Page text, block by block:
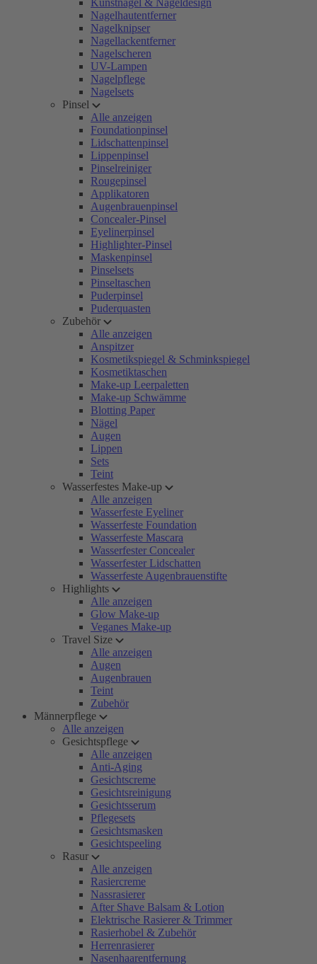
Kunstnägel & Nageldesign
Nagelhautentferner
Nagelknipser
Nagellackentferner
Nagelscheren
UV-Lampen
Nagelpflege
Nagelsets
Pinsel
Alle anzeigen
Foundationpinsel
Lidschattenpinsel
Lippenpinsel
Pinselreiniger
Rougepinsel
Applikatoren
Augenbrauenpinsel
Concealer-Pinsel
Eyelinerpinsel
Highlighter-Pinsel
Maskenpinsel
Pinselsets
Pinseltaschen
Puderpinsel
Puderquasten
Zubehör
Alle anzeigen
Anspitzer
Kosmetikspiegel & Schminkspiegel
Kosmetiktaschen
Make-up Leerpaletten
Make-up Schwämme
Blotting Paper
Nägel
Augen
Lippen
Sets
Teint
Wasserfestes Make-up
Alle anzeigen
Wasserfeste Eyeliner
Wasserfeste Foundation
Wasserfeste Mascara
Wasserfester Concealer
Wasserfester Lidschatten
Wasserfeste Augenbrauenstifte
Highlights
Alle anzeigen
Glow Make-up
Veganes Make-up
Travel Size
Alle anzeigen
Augen
Augenbrauen
Teint
Zubehör
Männerpflege
Alle anzeigen
Gesichtspflege
Alle anzeigen
Anti-Aging
Gesichtscreme
Gesichtsreinigung
Gesichtsserum
Pflegesets
Gesichtsmasken
Gesichtspeeling
Rasur
Alle anzeigen
Rasiercreme
Nassrasierer
After Shave Balsam & Lotion
Elektrische Rasierer & Trimmer
Rasierhobel & Zubehör
Herrenrasierer
Nasenhaarentfernung